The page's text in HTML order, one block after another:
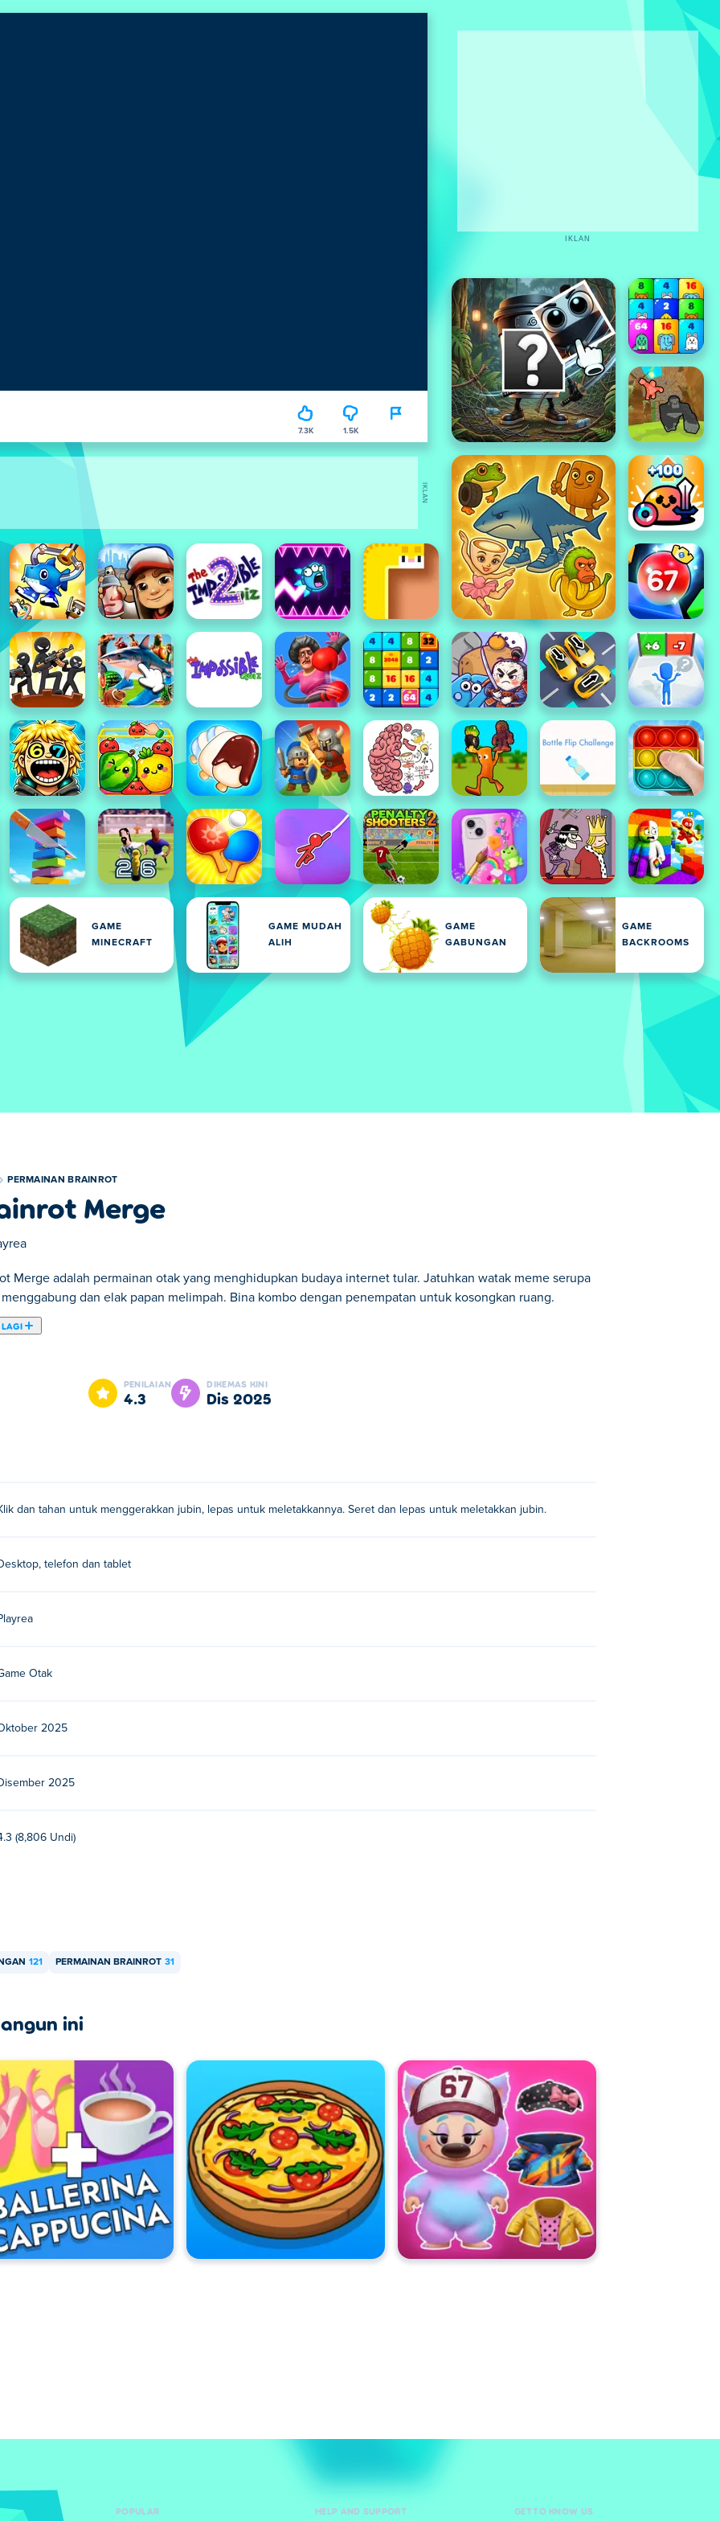
7.3K 1.5K
GAME
MINECRAFT
GAME MUDAH
ALIH
GAME
GABUNGAN
GAME
BACKROOMS
IKLAN
IKLAN
PERMAINAN BRAINROT
Merge
Merge adalah permainan otak yang menghidupkan budaya internet tular. Jatuhkan watak meme serupa
dan elak papan melimpah. Bina kombo dengan penempatan untuk kosongkan ruang.
mana matlamat anda adalah untuk membuka kunci semua watak brainrot yang lucu! Hanya seret dan
bergabung untuk menemui lebih banyak kegemaran bodoh. Bolehkah anda membuka kunci
percuma di Poki.
dan peranti mudah alih anda seperti telefon dan tablet.
PENILAIAN
4.3
DIKEMAS KINI
Dis 2025
dan tahan untuk menggerakkan jubin, lepas untuk meletakkannya. Seret dan lepas untuk meletakkan jubin.
telefon dan tablet
Otak
2025
2025
(8,806 Undi)
121 PERMAINAN BRAINROT 31
ini
POPULAR HELP AND SUPPORT GET TO KNOW US